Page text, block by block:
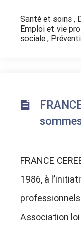
Santé et soins ,
Emploi et vie
sociale ,
FRANCE
1986, à
Association